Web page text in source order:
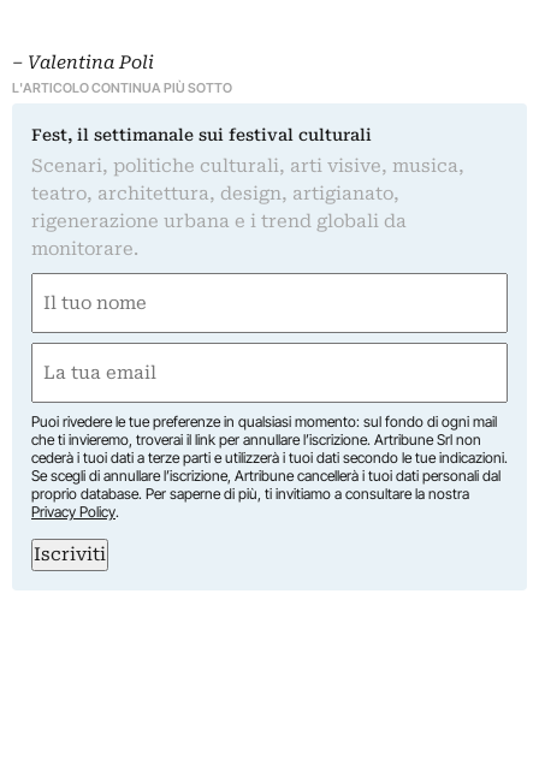
– Valentina Poli
L'ARTICOLO CONTINUA PIÙ SOTTO
Fest, il settimanale sui festival culturali
Scenari, politiche culturali, arti visive, musica,
teatro, architettura, design, artigianato,
rigenerazione urbana e i trend globali da
monitorare.
(Obbligatorio)
Nome
(Obbligatorio)
Puoi rivedere le tue preferenze in qualsiasi momento: sul fondo di ogni mail
che ti invieremo, troverai il link per annullare l’iscrizione. Artribune Srl non
cederà i tuoi dati a terze parti e utilizzerà i tuoi dati secondo le tue indicazioni.
Se scegli di annullare l’iscrizione, Artribune cancellerà i tuoi dati personali dal
proprio database. Per saperne di più, ti invitiamo a consultare la nostra
Privacy Policy.
Iscriviti